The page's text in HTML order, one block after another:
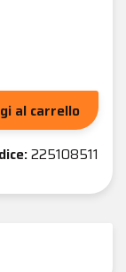
al carrello
225108511